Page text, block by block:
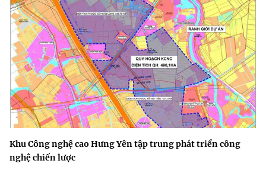
Khu Công nghệ cao Hưng Yên tập trung phát triển công
nghệ chiến lược